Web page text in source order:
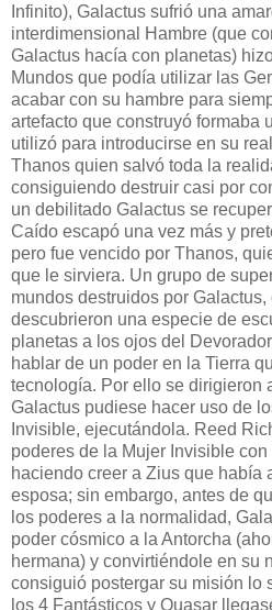
Infinito), Galactus sufrió una
interdimensional Hambre (que
Galactus hacía con planetas)
Mundos que podía utilizar las
acabar con su hambre para
artefacto que construyó formaba
utilizó para introducirse en su
Thanos quien salvó toda la
consiguiendo destruir casi por
un debilitado Galactus se
Caído escapó una vez más y
pero fue vencido por Thanos,
que le sirviera. Un grupo de
mundos destruidos por
descubrieron una especie de
planetas a los ojos del
hablar de un poder en la Tierra
tecnología. Por ello se dirigieron
Galactus pudiese hacer uso de
Invisible, ejecutándola. Reed
poderes de la Mujer Invisible
haciendo creer a Zius que había
esposa; sin embargo, antes de
los poderes a la normalidad,
poder cósmico a la Antorcha
hermana) y convirtiéndole en su
consiguió postergar su misión lo
los 4 Fantásticos y Quasar